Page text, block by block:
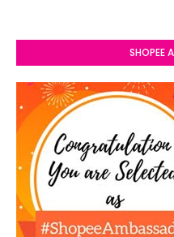
SHOPEE